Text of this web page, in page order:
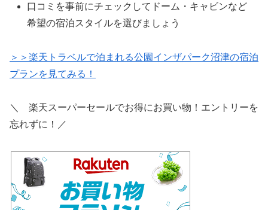
口コミを事前にチェックしてドーム・キャビンなど
希望の宿泊スタイルを選びましょう
＞＞楽天トラベルで泊まれる公園インザパーク沼津の宿泊
プランを見てみる！
＼ 楽天スーパーセールでお得にお買い物！エントリーを
忘れずに！／